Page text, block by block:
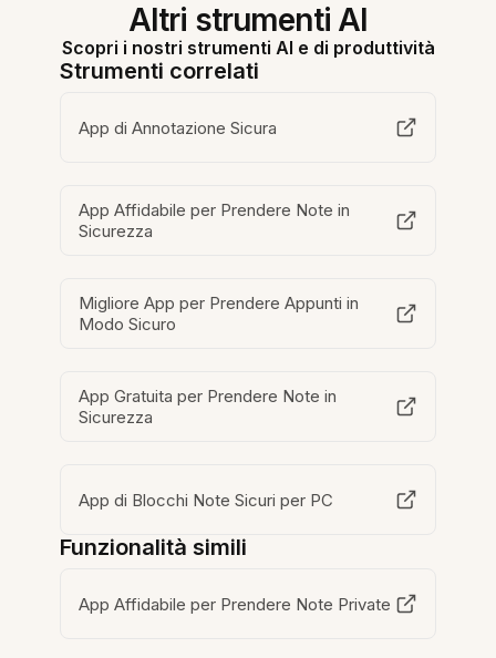
Altri strumenti AI
Scopri i nostri strumenti AI e di produttività
Strumenti correlati
App di Annotazione Sicura
App Affidabile per Prendere Note in
Sicurezza
Migliore App per Prendere Appunti in
Modo Sicuro
App Gratuita per Prendere Note in
Sicurezza
App di Blocchi Note Sicuri per PC
Funzionalità simili
App Affidabile per Prendere Note Private